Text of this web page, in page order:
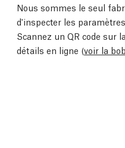
Nous sommes le seul
d'inspecter les
Scannez un QR code sur
détails en ligne (voir la